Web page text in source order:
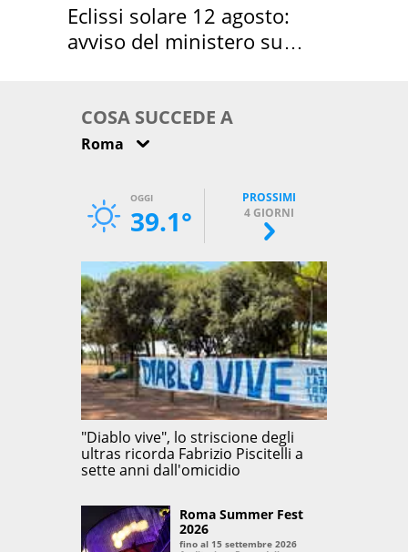
Eclissi solare 12 agosto:
avviso del ministero su